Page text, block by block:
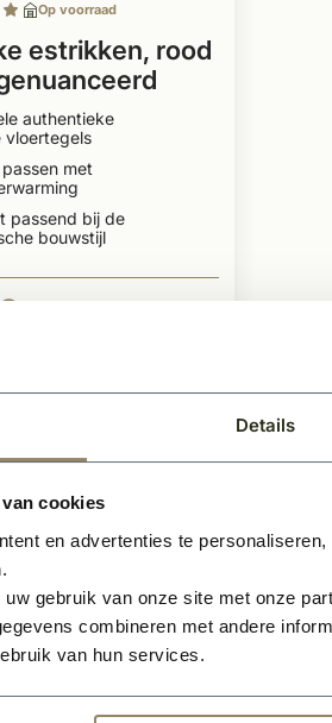
Details
cookies
en advertenties te
gebruik van onze site met onze
combineren met andere
van hun services.
Op voorraad
estrikken, rood
20x20 cm
authentieke
vloertegels
met
passend bij de
bouwstijl